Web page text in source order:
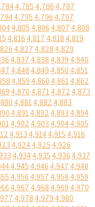
4,7854,7864,787
4,7954,7964,797
4,8054,8064,8074,808
4,8164,8174,8184,819
4,8274,8284,829
4,8374,8384,8394,840
4,8484,8494,8504,851
4,8594,8604,8614,862
4,8704,8714,8724,873
4,8814,8824,883
4,8914,8924,8934,894
4,9024,9034,9044,905
4,9134,9144,9154,916
4,9244,9254,926
4,9344,9354,9364,937
4,9454,9464,9474,948
4,9564,9574,9584,959
4,9674,9684,9694,970
4,9784,9794,980